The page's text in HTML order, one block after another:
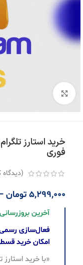
بزرگنمایی تصویر
فوری
(دیدگاه
5,299,000 تومان
آخرین بروزرسانی قیمت
فعال‌سازی رسمی
امکان خرید
«با خرید استارز